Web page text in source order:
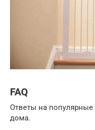
FAQ
Ответы на популярные
дома.